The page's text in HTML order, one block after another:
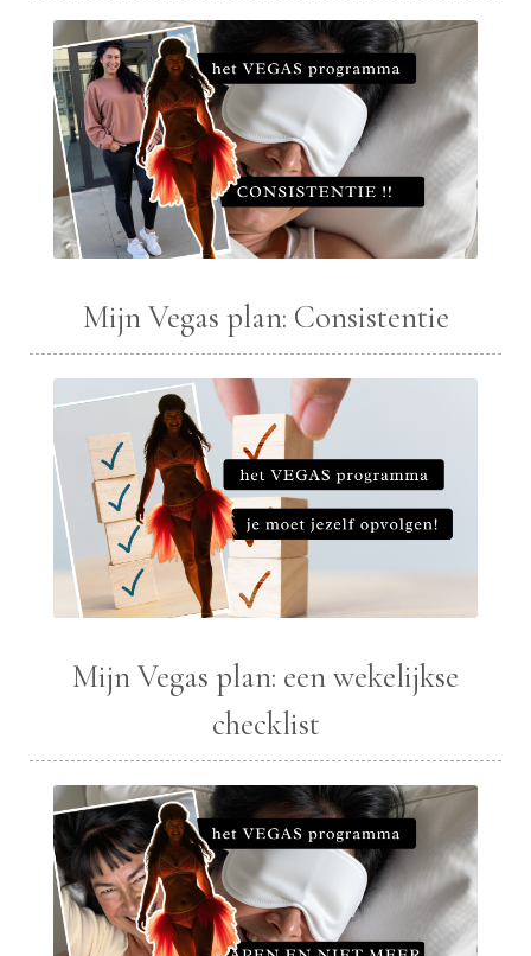
Mijn Vegas plan: Consistentie
Mijn Vegas plan: een wekelijkse
checklist